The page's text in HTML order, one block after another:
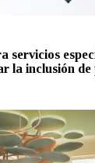
servicios
la inclusión de